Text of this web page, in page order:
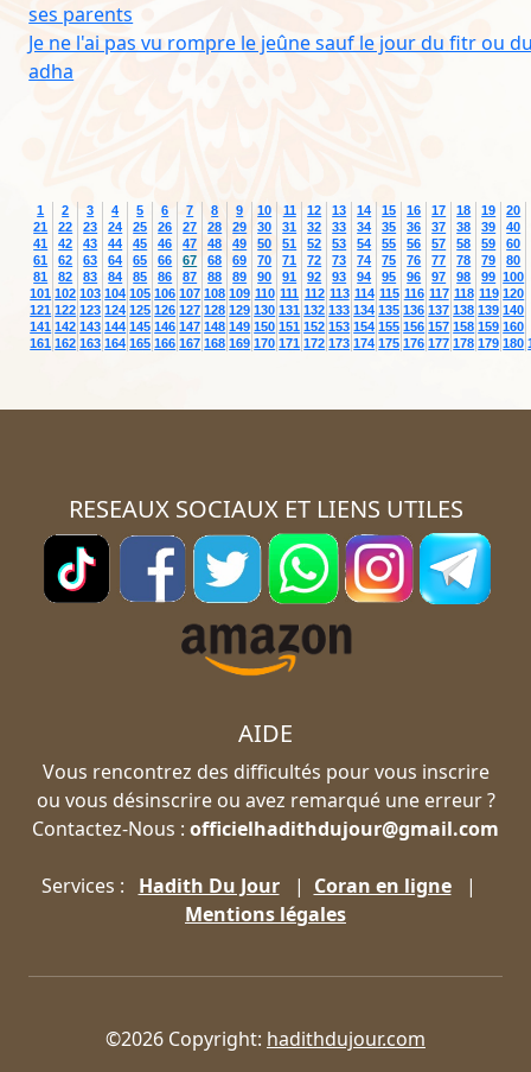
ses parents
Je ne l'ai pas vu rompre le jeûne sauf le jour du fitr ou
adha
1 2 3 4 5 6 7 8 9 10 11 12 13 14 15 16 17 18 19
20
21
22 23 24 25 26 27 28 29 30 31 32 33 34 35 36 37 38 39
40
41
42 43 44 45 46 47 48 49 50 51 52 53 54 55 56 57 58 59
60
61
62 63 64 65 66 67 68 69 70 71 72 73 74 75 76 77 78 79
80
81
82 83 84 85 86 87 88 89 90 91 92 93 94 95 96 97 98 99 100
101 102 103 104 105 106 107 108 109 110 111 112 113 114 115 116 117 118 119 120
121 122 123 124 125 126 127 128 129 130 131 132 133 134 135 136 137 138 139 140
141 142 143 144 145 146 147 148 149 150 151 152 153 154 155 156 157 158 159 160
161 162 163 164 165 166 167 168 169 170 171 172 173 174 175 176 177 178 179 180
RESEAUX SOCIAUX ET LIENS UTILES
AIDE
Vous rencontrez des difficultés pour vous inscrire
ou vous désinscrire ou avez remarqué une erreur ?
Contactez-Nous : officielhadithdujour@gmail.com
Services : Hadith Du Jour| Coran en ligne|
Mentions légales
©2026 Copyright: hadithdujour.com